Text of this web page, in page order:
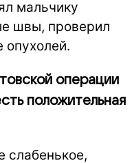
мальчику
швы, проверил
опухолей.
операции
положительная
слабенькое,